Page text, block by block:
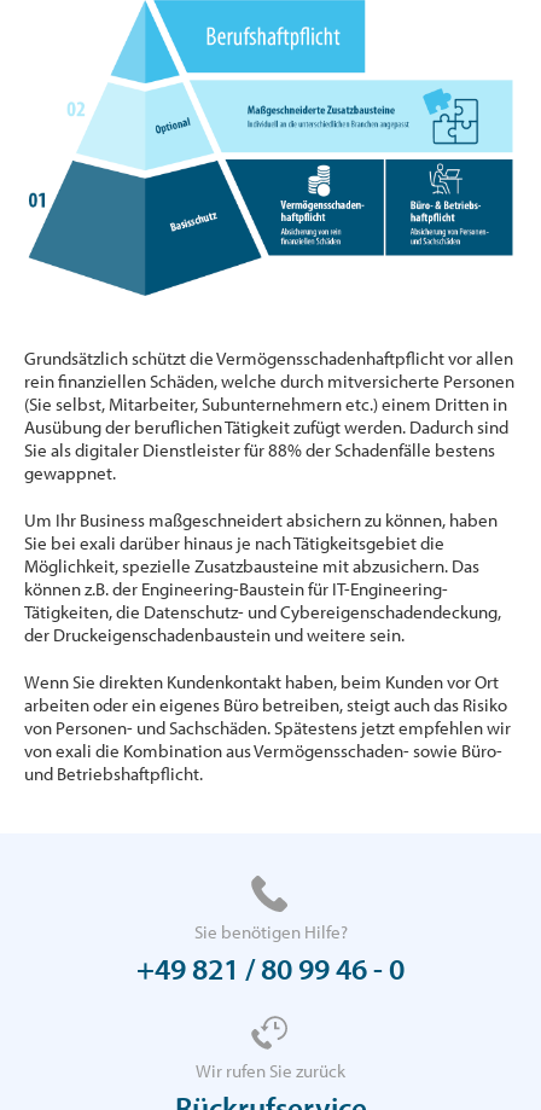
Grundsätzlich schützt die Vermögensschadenhaftpflicht vor allen
rein finanziellen Schäden, welche durch mitversicherte Personen
(Sie selbst, Mitarbeiter, Subunternehmern etc.) einem Dritten in
Ausübung der beruflichen Tätigkeit zufügt werden. Dadurch sind
Sie als digitaler Dienstleister für 88% der Schadenfälle bestens
gewappnet.
Um Ihr Business maßgeschneidert absichern zu können, haben
Sie bei exali darüber hinaus je nach Tätigkeitsgebiet die
Möglichkeit, spezielle Zusatzbausteine mit abzusichern. Das
können z.B. der Engineering-Baustein für IT-Engineering-
Tätigkeiten, die Datenschutz- und Cybereigenschadendeckung,
der Druckeigenschadenbaustein und weitere sein.
Wenn Sie direkten Kundenkontakt haben, beim Kunden vor Ort
arbeiten oder ein eigenes Büro betreiben, steigt auch das Risiko
von Personen- und Sachschäden. Spätestens jetzt empfehlen wir
von exali die Kombination aus Vermögensschaden- sowie Büro-
und Betriebshaftpflicht.
Sie benötigen Hilfe?
+49 821 / 80 99 46 - 0
Wir rufen Sie zurück